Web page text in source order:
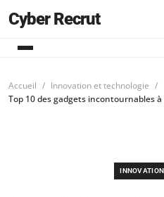
Cyber Recrut
Accueil
Innovation et technologie
Top 10 des gadgets incontournables